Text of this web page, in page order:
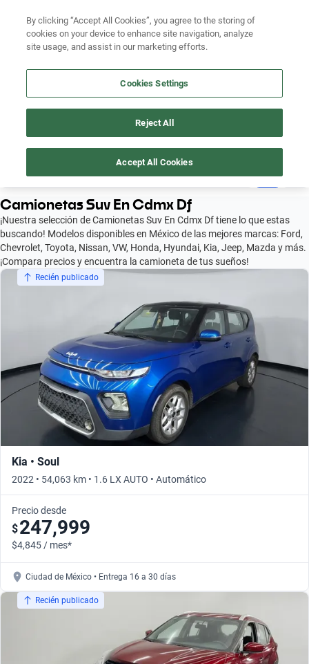
Ubicación
Encuentra el auto ideal para tu presupuesto
Simular plan a meses
AUTOS SEMINUEVOS
Busca por año
Busca por marca
Busca por modelo
Busca por versión
Camionetas Suv En Cdmx Df
¡Nuestra selección de Camionetas Suv En Cdmx Df tiene lo que estas
buscando! Modelos disponibles en México de las mejores marcas: Ford,
Chevrolet, Toyota, Nissan, VW, Honda, Hyundai, Kia, Jeep, Mazda y más.
¡Compara precios y encuentra la camioneta de tus sueños!
Recién publicado
Kia • Soul
2022 • 54,063 km • 1.6 LX AUTO • Automático
Precio desde
$247,999
$4,845 / mes*
Ciudad de México • Entrega 16 a 30 días
Recién publicado
By clicking “Accept All Cookies”, you agree to the storing of
cookies on your device to enhance site navigation, analyze
site usage, and assist in our marketing efforts.
Cookies Settings
Reject All
Accept All Cookies